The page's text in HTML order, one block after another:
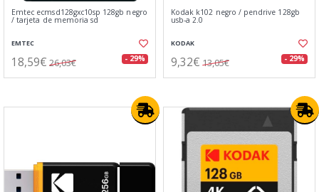
Emtec ecmsd128gxc10sp 128gb negro
/ tarjeta de memoria sd
EMTEC
18,59€ 26,03€ - 29%
Kodak k102 negro / pendrive 128gb
usb-a 2.0
KODAK
9,32€ 13,05€ - 29%